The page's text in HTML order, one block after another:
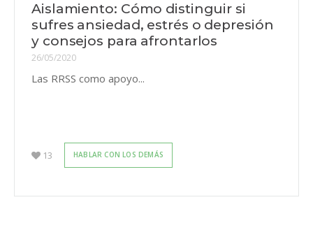
Aislamiento: Cómo distinguir si
sufres ansiedad, estrés o depresión
y consejos para afrontarlos
26/05/2020
Las RRSS como apoyo...
13 HABLAR CON LOS DEMÁS